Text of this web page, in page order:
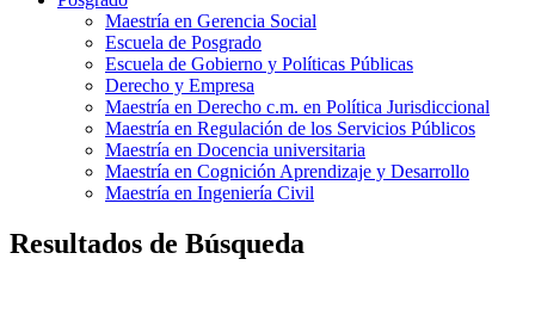
Maestría en Gerencia Social
Escuela de Posgrado
Escuela de Gobierno y Políticas Públicas
Derecho y Empresa
Maestría en Derecho c.m. en Política Jurisdiccional
Maestría en Regulación de los Servicios Públicos
Maestría en Docencia universitaria
Maestría en Cognición Aprendizaje y Desarrollo
Maestría en Ingeniería Civil
Resultados de Búsqueda